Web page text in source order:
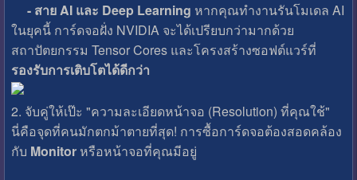
- สาย AI และ Deep Learning หากคุณทำงานรันโมเดล AI
ในยุคนี้ การ์ดจอฝั่ง NVIDIA จะได้เปรียบกว่ามากด้วย
สถาปัตยกรรม Tensor Cores และโครงสร้างซอฟต์แวร์ที่
รองรับการเติบโตได้ดีกว่า
2. จับคู่ให้เป๊ะ "ความละเอียดหน้าจอ (Resolution) ที่คุณใช้"
นี่คือจุดที่คนมักตกม้าตายที่สุด! การซื้อการ์ดจอต้องสอดคล้อง
กับ Monitorหรือหน้าจอที่คุณมีอยู่